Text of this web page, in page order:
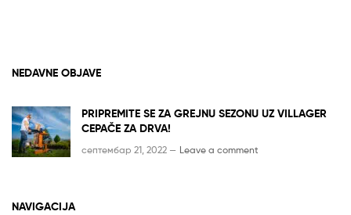
NEDAVNE OBJAVE
PRIPREMITE SE ZA GREJNU SEZONU UZ VILLAGER
CEPAČE ZA DRVA!
септембар 21, 2022 — Leave a comment
NAVIGACIJA